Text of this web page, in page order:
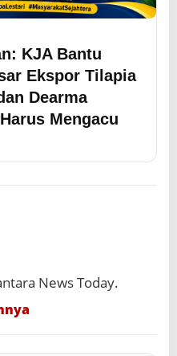
KJA Bantu
Ekspor Tilapia
Dearma
Mengacu
News Today.